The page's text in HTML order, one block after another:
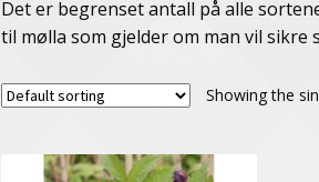
Det er begrenset antall på alle
til mølla som gjelder om man vil
Showing the